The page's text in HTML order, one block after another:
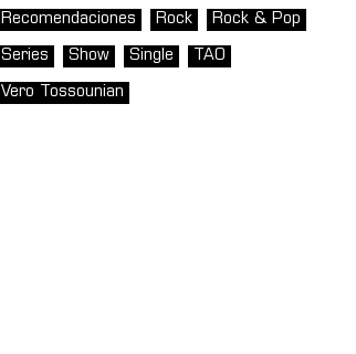
Recomendaciones Rock Rock & Pop
Series Show Single TAO
Vero Tossounian